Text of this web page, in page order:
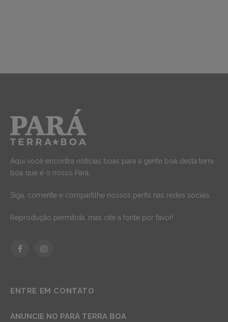
Aqui você encontra notícias boas para a gente boa desta terra
boa que é o nosso Pará.
Siga, comente e compartilhe nossos perfis nas redes sociais.
Reprodução permitida, mas cite a fonte por favor!
FacebookInstagram
ENTRE EM CONTATO
ANUNCIE NO PARÁ TERRA BOA